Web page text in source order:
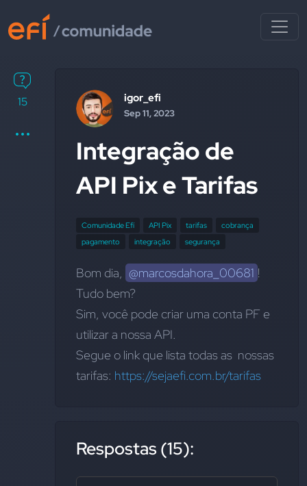
15 igor_efi
Sep 11, 2023
Integração de
API Pix e Tarifas
Comunidade Efí API Pix tarifas
cobrança
pagamento
integração segurança
Bom dia, @marcosdahora_00681 !
Tudo bem?
Sim, você pode criar uma conta PF e
utilizar a nossa API.
Segue o link que lista todas as  nossas
tarifas: https://sejaefi.com.br/tarifas
Respostas (15):